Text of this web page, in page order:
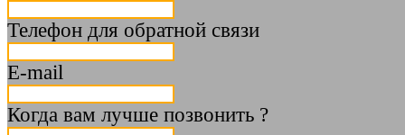
Телефон для обратной связи
E-mail
Когда вам лучше позвонить ?